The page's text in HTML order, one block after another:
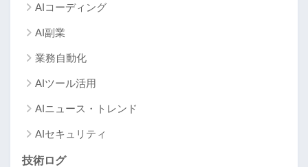
AIコーディング
AI副業
業務自動化
AIツール活用
AIニュース・トレンド
AIセキュリティ
技術ログ